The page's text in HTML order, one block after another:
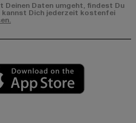
Deinen Daten umgeht, findest Du
kannst Dich jederzeit kostenfei